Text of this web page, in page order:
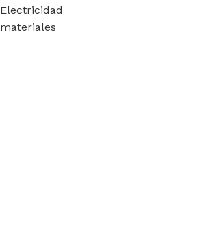
Electricidad
materiales